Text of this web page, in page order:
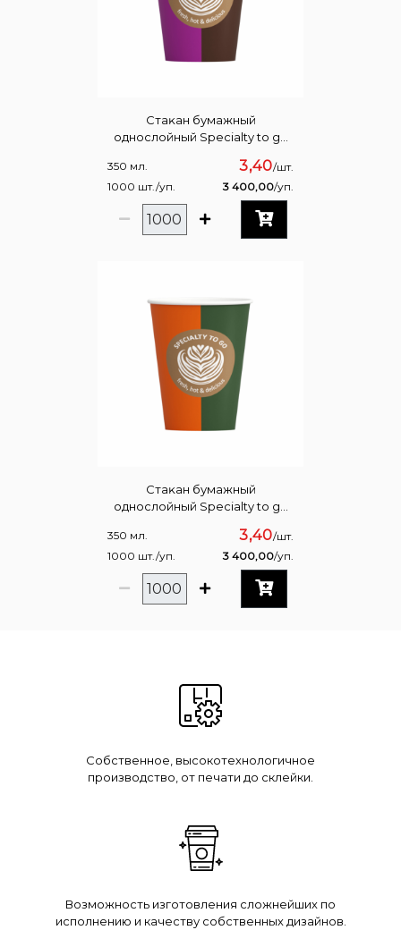
Стаĸан бумажный
однослойный Specialty to go
350 мл. 3,40/шт.
1000 шт./уп.
3 400,00/уп.
Стаĸан бумажный
однослойный Specialty to go
350 мл. 3,40/шт.
1000 шт./уп.
3 400,00/уп.
Собственное, высокотехнологичное
производство, от печати до склейки.
Возможность изготовления сложнейших по
исполнению и качеству собственных дизайнов.